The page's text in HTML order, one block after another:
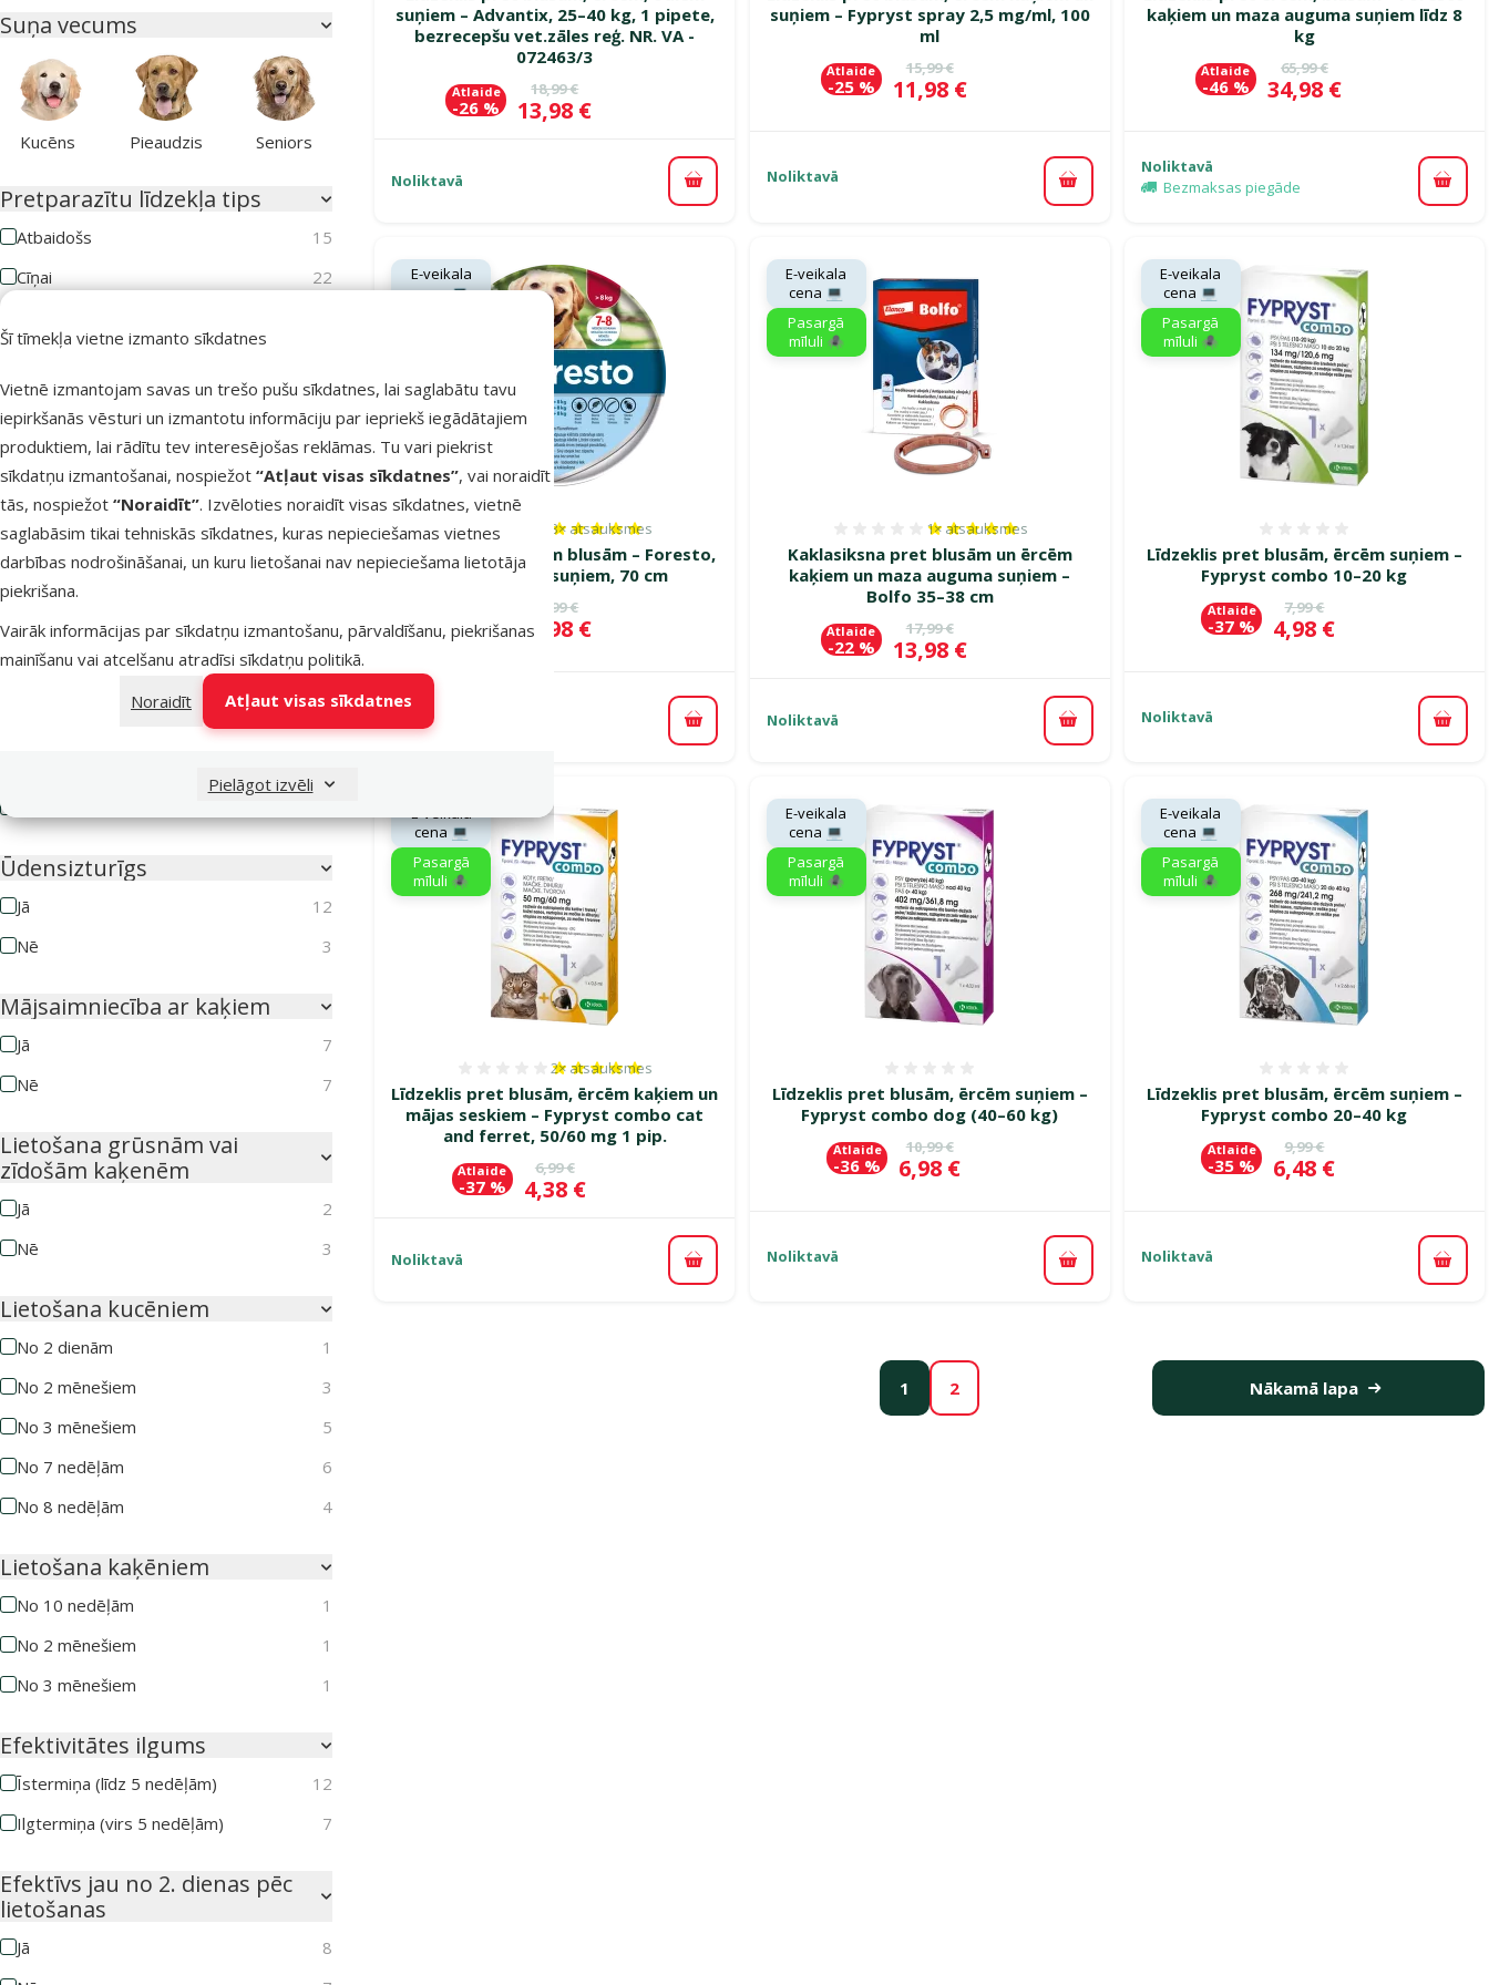
Šī tīmekļa vietne izmanto sīkdatnes
Vietnē izmantojam savas un trešo pušu sīkdatnes, lai saglabātu tavu
iepirkšanās vēsturi un izmantotu informāciju par iepriekš iegādātajiem
produktiem, lai rādītu tev interesējošas reklāmas. Tu vari piekrist
sīkdatņu izmantošanai, nospiežot “Atļaut visas sīkdatnes”, vai noraidīt
tās, nospiežot “Noraidīt”. Izvēloties noraidīt visas sīkdatnes, vietnē
saglabāsim tikai tehniskās sīkdatnes, kuras nepieciešamas vietnes
darbības nodrošināšanai, un kuru lietošanai nav nepieciešama lietotāja
piekrišana.
Vairāk informācijas par sīkdatņu izmantošanu, pārvaldīšanu, piekrišanas
mainīšanu vai atcelšanu atradīsi sīkdatņu politikā.
Noraidīt
Atļaut visas sīkdatnes
Pielāgot izvēli
Suņa vecums
Kucēns Pieaudzis Seniors
Pretparazītu līdzekļa tips
Atbaidošs
15
Cīņai
22
Kaķa vecums
Kaķēns Pieaudzis Seniors
Pretparazītu līdzekļa veids
Aerosols
Kaklasiksna
Pilieni
11
Tabletes
0
Drošs ģimenēm ar bērniem
Ūdensizturīgs
Jā
12
Nē
3
Mājsaimniecība ar kaķiem
Jā
7
Nē
7
Lietošana grūsnām vai
zīdošām kaķenēm
Jā
2
Nē
3
Lietošana kucēniem
No 2 dienām
1
No 2 mēnešiem
3
No 3 mēnešiem
5
No 7 nedēļām
6
No 8 nedēļām
4
Lietošana kaķēniem
No 10 nedēļām
1
No 2 mēnešiem
1
No 3 mēnešiem
1
Efektivitātes ilgums
Īstermiņa (līdz 5 nedēļām)
12
Ilgtermiņa (virs 5 nedēļām)
7
Efektīvs jau no 2. dienas pēc
lietošanas
Jā
8
suņiem – Advantix, 25–40 kg, 1 pipete,
bezrecepšu vet.zāles reģ. NR. VA -
072463/3
Oriģinālā cena
18,99 €
Cena
13,98 €
Atlaide
-26 %
Noliktavā Pievienot grozam
suņiem – Fypryst spray 2,5 mg/ml, 100
ml
Oriģinālā cena
15,99 €
Cena
11,98 €
Atlaide
-25 %
Noliktavā
Pievienot grozam
kaķiem un maza auguma suņiem līdz 8
kg
Oriģinālā cena
65,99 €
Cena
34,98 €
Atlaide
-46 %
Noliktavā
Bezmaksas piegāde
Līdzeklis pret ērcēm blusām – Foresto,
liela auguma suņiem, 70 cm
Atsauksmes 100%, reitingu skaits: 3
3× atsauksmes
Oriģinālā cena
72,99 €
Cena
38,98 €
-46 %
E-veikala
cena 💻
Noliktavā
Bezmaksas piegāde
Pievienot grozam
Kaklasiksna pret blusām un ērcēm
kaķiem un maza auguma suņiem –
Bolfo 35–38 cm
Atsauksmes 100%, reitingu skaits: 1
1× atsauksmes
Oriģinālā cena
17,99 €
Cena
13,98 €
Atlaide
-22 %
E-veikala
cena 💻
Pasargā
mīluli 🕷️
Noliktavā Pievienot grozam
Līdzeklis pret blusām, ērcēm suņiem –
Fypryst combo 10–20 kg
Oriģinālā cena
7,99 €
Cena
4,98 €
Atlaide
-37 %
E-veikala
cena 💻
Pasargā
mīluli 🕷️
Noliktavā
Līdzeklis pret blusām, ērcēm kaķiem un
mājas seskiem – Fypryst combo cat
and ferret, 50/60 mg 1 pip.
Atsauksmes 100%, reitingu skaits: 2
2× atsauksmes
Oriģinālā cena
6,99 €
Cena
4,38 €
Atlaide
-37 %
E-veikala
cena 💻
Pasargā
mīluli 🕷️
Noliktavā Pievienot grozam
Līdzeklis pret blusām, ērcēm suņiem –
Fypryst combo dog (40–60 kg)
Oriģinālā cena
10,99 €
Cena
6,98 €
Atlaide
-36 %
E-veikala
cena 💻
Pasargā
mīluli 🕷️
Noliktavā
Pievienot grozam
Līdzeklis pret blusām, ērcēm suņiem –
Fypryst combo 20–40 kg
Oriģinālā cena
9,99 €
Cena
6,48 €
Atlaide
-35 %
E-veikala
cena 💻
Pasargā
mīluli 🕷️
Noliktavā
1 2 Nākamā lapa